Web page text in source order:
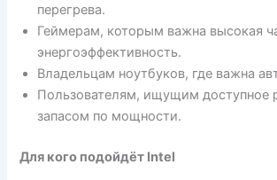
перегрева.
Геймерам, которым важна высокая
энергоэффективность.
Владельцам ноутбуков, где важна
Пользователям, ищущим доступное
запасом по мощности.
Для кого подойдёт Intel